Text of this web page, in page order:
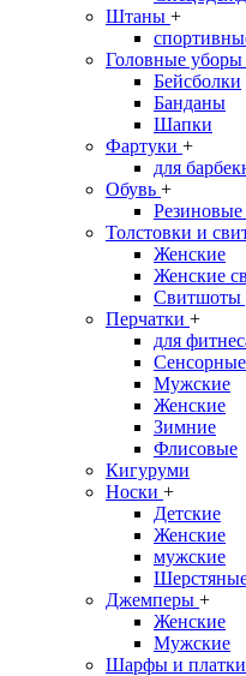
Штаны +
Головные уборы
Бейсболки
Банданы
Шапки
Фартуки +
для
Обувь +
Резиновые
Толстовки и
Женские
Женские
Свитшоты
Перчатки +
для
Сенсорные
Мужские
Женские
Зимние
Флисовые
Кигуруми
Носки +
Детские
Женские
мужские
Джемперы +
Женские
Мужские
Шарфы и платки